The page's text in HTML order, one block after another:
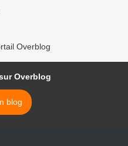
Overblog
Overblog
blog